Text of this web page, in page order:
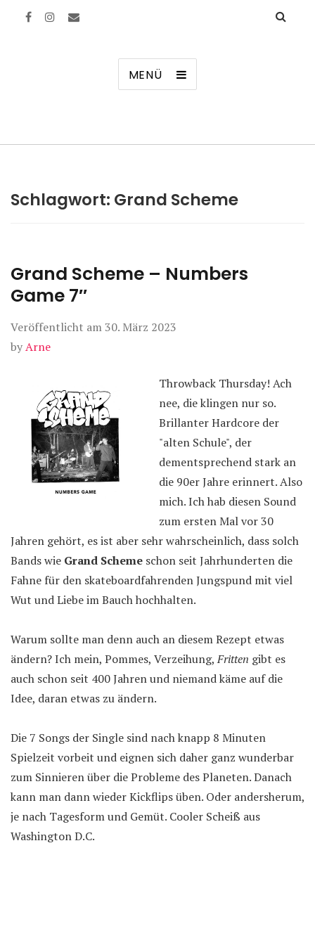
MENÜ
Schlagwort: Grand Scheme
Grand Scheme – Numbers
Game 7″
Veröffentlicht am 30. März 2023
byArne
Throwback Thursday! Ach
nee, die klingen nur so.
Brillanter Hardcore der
"alten Schule", der
dementsprechend stark an
die 90er Jahre erinnert. Also
mich. Ich hab diesen Sound
zum ersten Mal vor 30
Jahren gehört, es ist aber sehr wahrscheinlich, dass solch
Bands wie Grand Scheme schon seit Jahrhunderten die
Fahne für den skateboardfahrenden Jungspund mit viel
Wut und Liebe im Bauch hochhalten.
Warum sollte man denn auch an diesem Rezept etwas
ändern? Ich mein, Pommes, Verzeihung,Fritten gibt es
auch schon seit 400 Jahren und niemand käme auf die
Idee, daran etwas zu ändern.
Die 7 Songs der Single sind nach knapp 8 Minuten
Spielzeit vorbeit und eignen sich daher ganz wunderbar
zum Sinnieren über die Probleme des Planeten. Danach
kann man dann wieder Kickflips üben. Oder andersherum,
je nach Tagesform und Gemüt. Cooler Scheiß aus
Washington D.C.